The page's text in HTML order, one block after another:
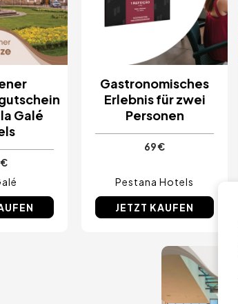
Galé
Gastronomisches
Erlebnis für zwei
Personen
69 €
Pestana Hotels
JETZT KAUFEN
Bild